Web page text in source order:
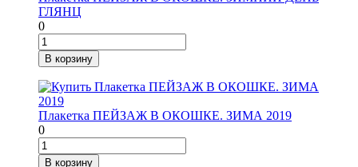
ГЛЯНЦ
0
В корзину
Плакетка ПЕЙЗАЖ В ОКОШКЕ. ЗИМА 2019
0
В корзину